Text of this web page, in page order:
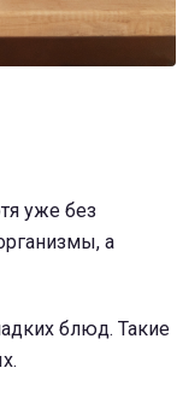
уже без
а
блюд. Такие